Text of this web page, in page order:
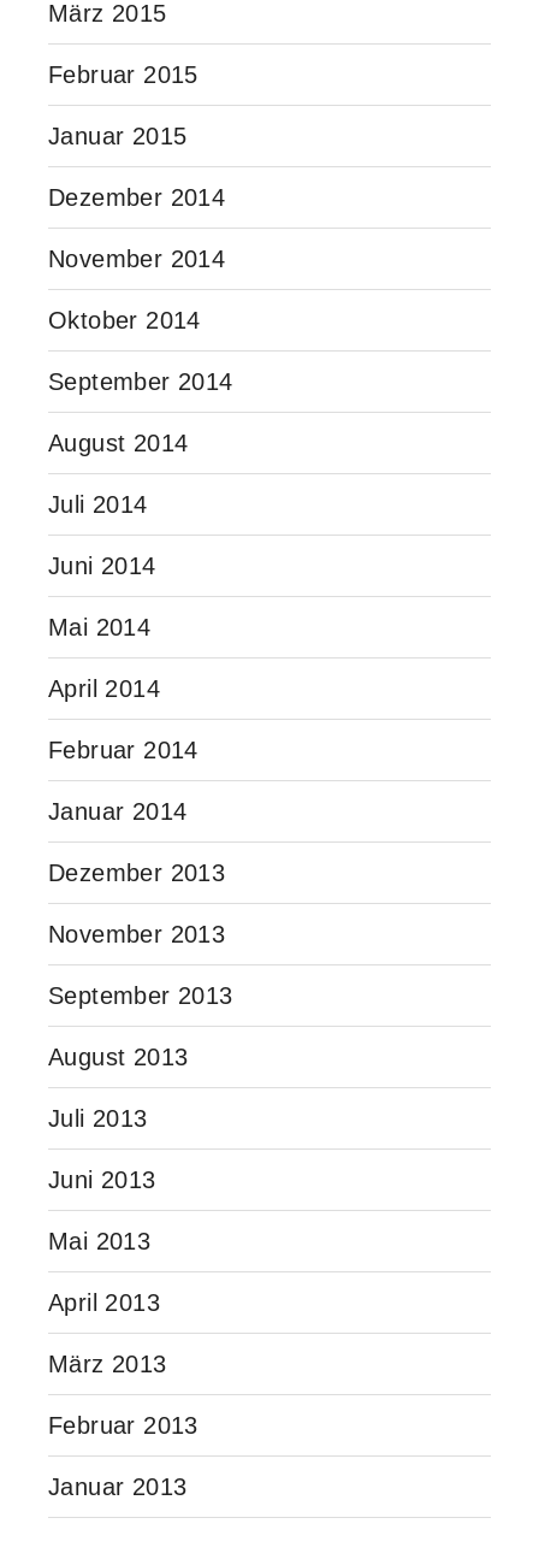
März 2015
Februar 2015
Januar 2015
Dezember 2014
November 2014
Oktober 2014
September 2014
August 2014
Juli 2014
Juni 2014
Mai 2014
April 2014
Februar 2014
Januar 2014
Dezember 2013
November 2013
September 2013
August 2013
Juli 2013
Juni 2013
Mai 2013
April 2013
März 2013
Februar 2013
Januar 2013